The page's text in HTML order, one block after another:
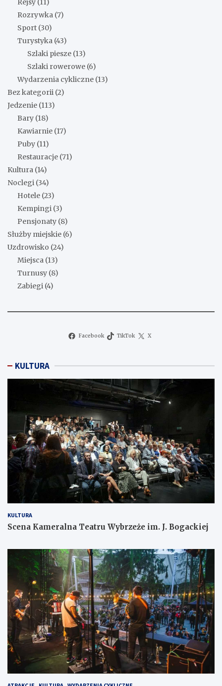
Rejsy (11)
Rozrywka (7)
Sport (30)
Turystyka (43)
Szlaki piesze (13)
Szlaki rowerowe (6)
Wydarzenia cykliczne (13)
Bez kategorii (2)
Jedzenie (113)
Bary (18)
Kawiarnie (17)
Puby (11)
Restauracje (71)
Kultura (14)
Noclegi (34)
Hotele (23)
Kempingi (3)
Pensjonaty (8)
Służby miejskie (6)
Uzdrowisko (24)
Miejsca (13)
Turnusy (8)
Zabiegi (4)
Facebook TikTok X
KULTURA
KULTURA
Scena Kameralna Teatru Wybrzeże im. J. Bogackiej